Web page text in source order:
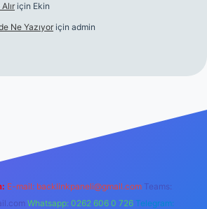
için Ekin
Ne Yazıyor için admin
E-mail: backlinkpaneli@gmail.com Teams:
Whatsapp: 0262 606 0 726 Telegram: